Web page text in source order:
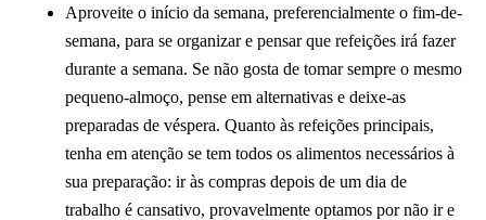
Aproveite o início da semana, preferencialmente o fim-de-
semana, para se organizar e pensar que refeições irá fazer
durante a semana. Se não gosta de tomar sempre o mesmo
pequeno-almoço, pense em alternativas e deixe-as
preparadas de véspera. Quanto às refeições principais,
tenha em atenção se tem todos os alimentos necessários à
sua preparação: ir às compras depois de um dia de
trabalho é cansativo, provavelmente optamos por não ir e